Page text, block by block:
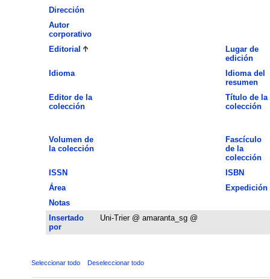
Dirección
Autor
corporativo
Editorial
Lugar de
edición
Idioma
Idioma del
resumen
Editor de la
colección
Título de la
colección
Volumen de
la colección
Fascículo
de la
colección
ISSN ISBN
Área
Expedición
Notas
Insertado
por
Uni-Trier @ amaranta_sg @
Seleccionar todo Deseleccionar todo